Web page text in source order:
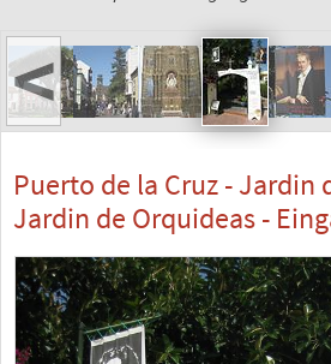
<
Puerto de la Cruz - Jardin
Jardin de Orquideas -